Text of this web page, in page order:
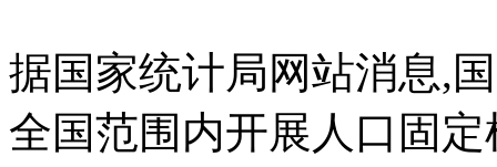
据国家统计局网站消息,
全国范围内开展人口固